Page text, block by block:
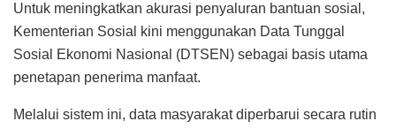
Untuk meningkatkan akurasi penyaluran bantuan sosial,
Kementerian Sosial kini menggunakan Data Tunggal
Sosial Ekonomi Nasional (DTSEN) sebagai basis utama
penetapan penerima manfaat.
Melalui sistem ini, data masyarakat diperbarui secara rutin